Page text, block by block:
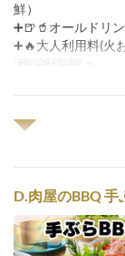
鮮）
➕🍺🥤オールドリ
➕🔥大人利用料(火
Sipariş Limiti 2 ~
◥◤
D.肉屋のBBQ